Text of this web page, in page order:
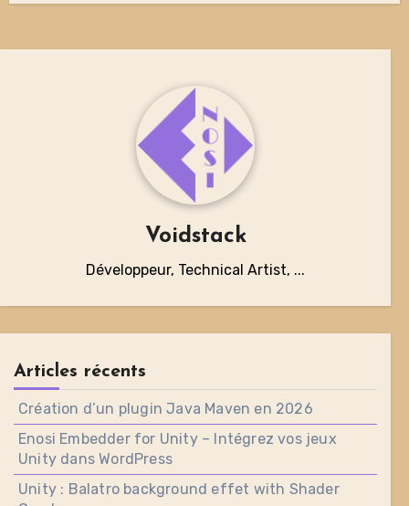
Voidstack
Développeur, Technical Artist, ...
Articles récents
Création d’un plugin Java Maven en 2026
Enosi Embedder for Unity – Intégrez vos jeux
Unity dans WordPress
Unity : Balatro background effet with Shader